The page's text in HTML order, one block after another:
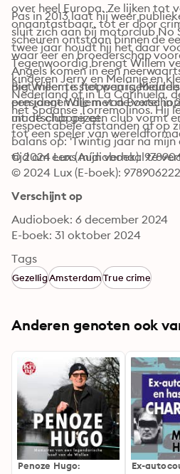
over heel Europa. Ze lijken tot
onaantastbaar, tot er door
scheuren ontstaan binnen de
waar eer en broederschap
Angels komen in een
niet meer te stoppen is.
president Willem van Boxtel in
uit de club gezet.
Pas in 2013 laat hij weer
sluit zich aan bij motorclub No
twee jaar houdt hij het daar
Tegenwoordig brengt Willem
kinderen Jerry en Melanie en
Nederland of in La Carihuela,
het Spaanse Torremolinos. Hij
respectabele afstanden af op
balans op: 'Twintig jaar na
tijd om eens míjn verhaal te
Big Willem is het
een jongen die met de
maatschappij een club vormt
tot een speler van
© 2024 Lux (Audioboek):
© 2024 Lux (E-boek):
Verschijnt op
Audioboek: 6 december 2024
E-boek: 31 oktober 2024
Tags
GezelligAmsterdamTrue crime
Anderen genoten ook
Penoze Hugo:
Ex-